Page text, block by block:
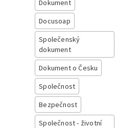
Dokument
Docusoap
Společenský
dokument
Dokument o Česku
Společnost
Bezpečnost
Společnost - životní